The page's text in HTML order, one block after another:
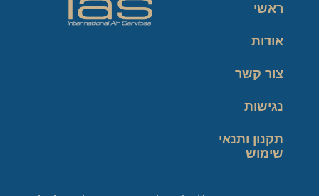
ראשי
אודות
צור קשר
נגישות
תקנון ותנאי
שימוש